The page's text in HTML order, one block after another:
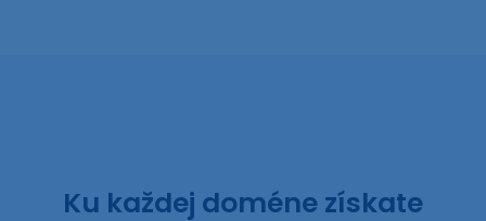
Ku každej doméne získate